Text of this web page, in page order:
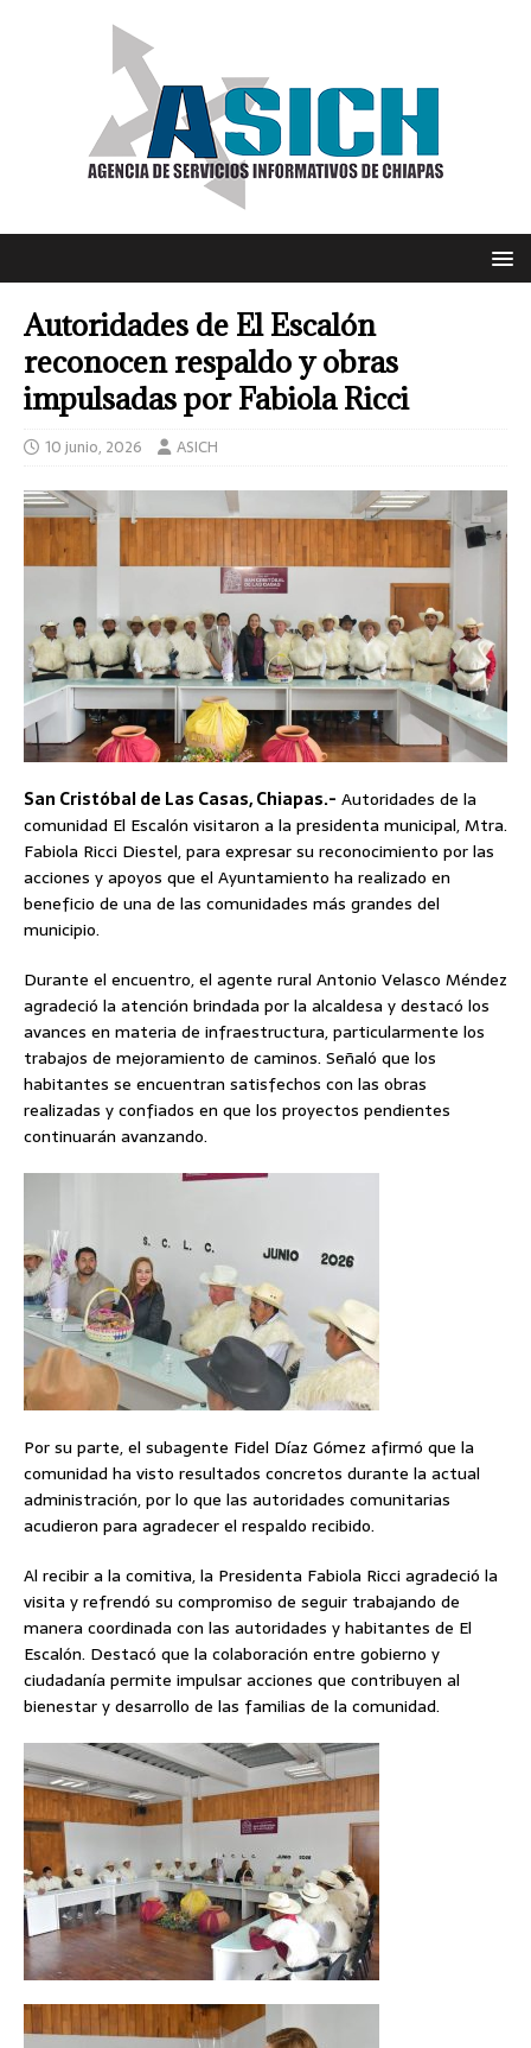
Autoridades de El Escalón
reconocen respaldo y obras
impulsadas por Fabiola Ricci
10 junio, 2026 ASICH
San Cristóbal de Las Casas, Chiapas.- Autoridades de la
comunidad El Escalón visitaron a la presidenta municipal, Mtra.
Fabiola Ricci Diestel, para expresar su reconocimiento por las
acciones y apoyos que el Ayuntamiento ha realizado en
beneficio de una de las comunidades más grandes del
municipio.
Durante el encuentro, el agente rural Antonio Velasco Méndez
agradeció la atención brindada por la alcaldesa y destacó los
avances en materia de infraestructura, particularmente los
trabajos de mejoramiento de caminos. Señaló que los
habitantes se encuentran satisfechos con las obras
realizadas y confiados en que los proyectos pendientes
continuarán avanzando.
Por su parte, el subagente Fidel Díaz Gómez afirmó que la
comunidad ha visto resultados concretos durante la actual
administración, por lo que las autoridades comunitarias
acudieron para agradecer el respaldo recibido.
Al recibir a la comitiva, la Presidenta Fabiola Ricci agradeció la
visita y refrendó su compromiso de seguir trabajando de
manera coordinada con las autoridades y habitantes de El
Escalón. Destacó que la colaboración entre gobierno y
ciudadanía permite impulsar acciones que contribuyen al
bienestar y desarrollo de las familias de la comunidad.